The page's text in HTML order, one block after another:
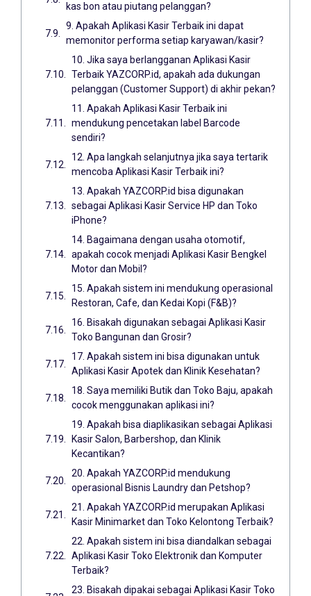
kas bon atau piutang pelanggan?
9. Apakah Aplikasi Kasir Terbaik ini dapat
memonitor performa setiap karyawan/kasir?
10. Jika saya berlangganan Aplikasi Kasir
Terbaik YAZCORP.id, apakah ada dukungan
pelanggan (Customer Support) di akhir pekan?
11. Apakah Aplikasi Kasir Terbaik ini
mendukung pencetakan label Barcode
sendiri?
12. Apa langkah selanjutnya jika saya tertarik
mencoba Aplikasi Kasir Terbaik ini?
13. Apakah YAZCORP.id bisa digunakan
sebagai Aplikasi Kasir Service HP dan Toko
iPhone?
14. Bagaimana dengan usaha otomotif,
apakah cocok menjadi Aplikasi Kasir Bengkel
Motor dan Mobil?
15. Apakah sistem ini mendukung operasional
Restoran, Cafe, dan Kedai Kopi (F&B)?
16. Bisakah digunakan sebagai Aplikasi Kasir
Toko Bangunan dan Grosir?
17. Apakah sistem ini bisa digunakan untuk
Aplikasi Kasir Apotek dan Klinik Kesehatan?
18. Saya memiliki Butik dan Toko Baju, apakah
cocok menggunakan aplikasi ini?
19. Apakah bisa diaplikasikan sebagai Aplikasi
Kasir Salon, Barbershop, dan Klinik
Kecantikan?
20. Apakah YAZCORP.id mendukung
operasional Bisnis Laundry dan Petshop?
21. Apakah YAZCORP.id merupakan Aplikasi
Kasir Minimarket dan Toko Kelontong Terbaik?
22. Apakah sistem ini bisa diandalkan sebagai
Aplikasi Kasir Toko Elektronik dan Komputer
Terbaik?
23. Bisakah dipakai sebagai Aplikasi Kasir Toko